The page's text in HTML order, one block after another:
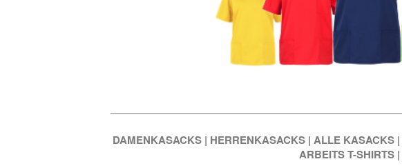
DAMENKASACKS | HERRENKASACKS | ALLE KASACKS |
ARBEITS T-SHIRTS |